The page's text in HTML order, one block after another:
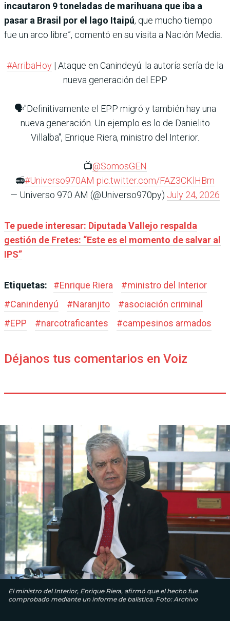
incautaron 9 toneladas de marihuana que iba a
pasar a Brasil por el lago Itaipú, que mucho tiempo
fue un arco libre”, comentó en su visita a Nación Media.
#ArribaHoy | Ataque en Canindeyú: la autoría sería de la
nueva generación del EPP
🗣️"Definitivamente el EPP migró y también hay una
nueva generación. Un ejemplo es lo de Danielito
Villalba", Enrique Riera, ministro del Interior.
📺@SomosGEN
📻#Universo970AM pic.twitter.com/FAZ3CKlHBm
— Universo 970 AM (@Universo970py) July 24, 2026
Te puede interesar: Diputada Vallejo respalda
gestión de Fretes: “Este es el momento de salvar al
IPS”
Etiquetas: #Enrique Riera #ministro del Interior
#Canindenyú #Naranjito #asociación criminal
#EPP #narcotraficantes #campesinos armados
Déjanos tus comentarios en Voiz
El ministro del Interior, Enrique Riera, afirmó que el hecho fue
comprobado mediante un informe de balística. Foto: Archivo